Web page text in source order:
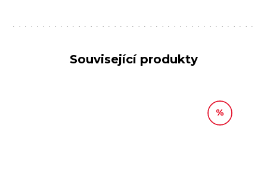
Související produkty